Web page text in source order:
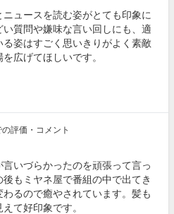
ュースを読む姿がとても印象に
質問や嫌味な言い回しにも、適
姿はすごく思いきりがよく素敵
広げてほしいです。
の評価・コメント
いづらかったのを頑張って言っ
もミヤネ屋で番組の中で出てき
るので癒やされています。髪も
て好印象です。